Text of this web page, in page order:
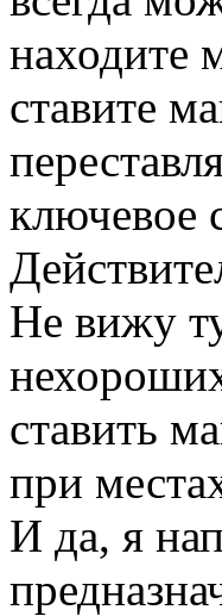
находите
ставите
ключевое
Не вижу
ставить
при
И да, я